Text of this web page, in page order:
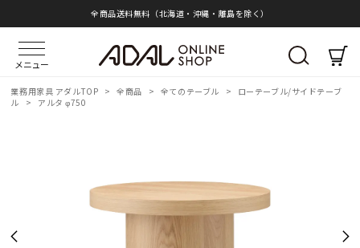
全商品送料無料（北海道・沖縄・離島を除く）
メニュー
業務用家具 アダルTOP > 全商品 > 全てのテーブル >
ローテーブル/サイドテーブ
ル
> アルタ φ750